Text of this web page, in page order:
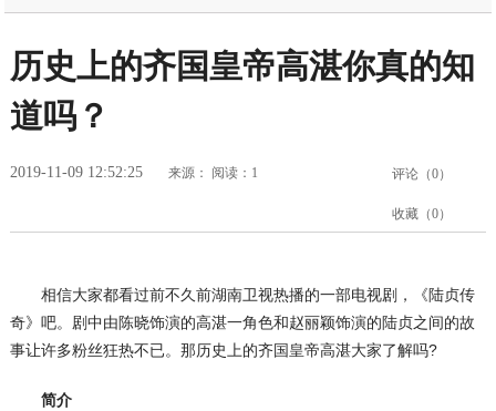
历史上的齐国皇帝高湛你真的知
道吗？
2019-11-09 12:52:25 来源： 阅读：1 评论（0）
收藏（0）
相信大家都看过前不久前湖南卫视热播的一部电视剧，《陆贞传
奇》吧。剧中由陈晓饰演的高湛一角色和赵丽颖饰演的陆贞之间的故
事让许多粉丝狂热不已。那历史上的齐国皇帝高湛大家了解吗?
简介